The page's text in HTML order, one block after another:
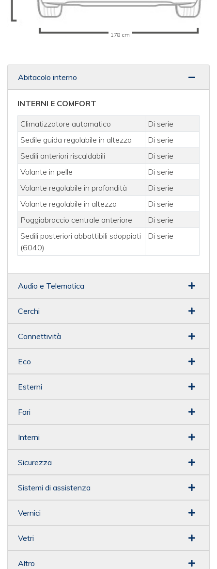
178 cm
Abitacolo interno
INTERNI E COMFORT
Climatizzatore automatico
Di serie
Sedile guida regolabile in altezza
Di serie
Sedili anteriori riscaldabili
Di serie
Volante in pelle
Di serie
Volante regolabile in profondità
Di serie
Volante regolabile in altezza
Di serie
Poggiabraccio centrale anteriore
Di serie
Sedili posteriori abbattibili sdoppiati
(6040)
Di serie
Audio e Telematica
Cerchi
Connettività
Eco
Esterni
Fari
Interni
Sicurezza
Sistemi di assistenza
Vernici
Vetri
Altro